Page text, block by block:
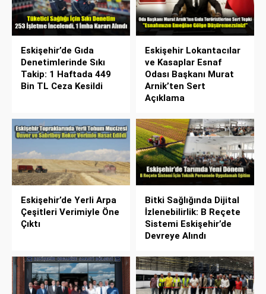
Eskişehir’de Gıda
Denetimlerinde Sıkı
Takip: 1 Haftada 449
Bin TL Ceza Kesildi
Eskişehir Lokantacılar
ve Kasaplar Esnaf
Odası Başkanı Murat
Arnik’ten Sert
Açıklama
Eskişehir’de Yerli Arpa
Çeşitleri Verimiyle Öne
Çıktı
Bitki Sağlığında Dijital
İzlenebilirlik: B Reçete
Sistemi Eskişehir’de
Devreye Alındı